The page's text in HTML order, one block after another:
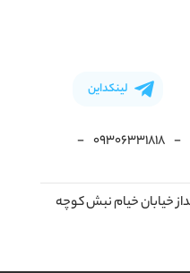
لینکداین
-
09306331818
-
خیابان خیام نبش کوچه